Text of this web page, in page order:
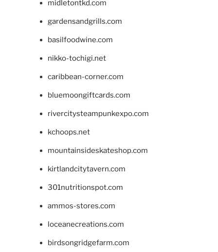
midletontkd.com
gardensandgrills.com
basilfoodwine.com
nikko-tochigi.net
caribbean-corner.com
bluemoongiftcards.com
rivercitysteampunkexpo.com
kchoops.net
mountainsideskateshop.com
kirtlandcitytavern.com
301nutritionspot.com
ammos-stores.com
loceanecreations.com
birdsongridgefarm.com